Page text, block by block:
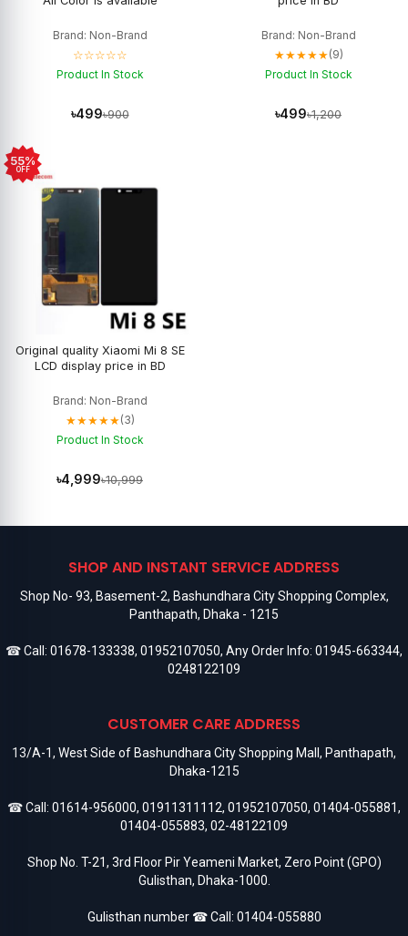
Brand: Non-Brand
☆☆☆☆☆
Product In Stock
৳499৳900
Brand: Non-Brand
★★★★★(9)
Product In Stock
৳499৳1,200
55%
OFF
Original quality Xiaomi Mi 8 SE
LCD display price in BD
Brand: Non-Brand
★★★★★(3)
Product In Stock
৳4,999৳10,999
SHOP AND INSTANT SERVICE ADDRESS
Shop No- 93, Basement-2, Bashundhara City Shopping Complex,
Panthapath, Dhaka - 1215
☎ Call: 01678-133338, 01952107050, Any Order Info: 01945-663344,
0248122109
CUSTOMER CARE ADDRESS
13/A-1, West Side of Bashundhara City Shopping Mall, Panthapath,
Dhaka-1215
☎ Call: 01614-956000, 01911311112, 01952107050, 01404-055881,
01404-055883, 02-48122109
Shop No. T-21, 3rd Floor Pir Yeameni Market, Zero Point (GPO)
Gulisthan, Dhaka-1000.
Gulisthan number ☎ Call: 01404-055880